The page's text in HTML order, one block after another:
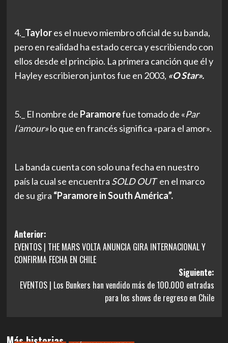
4._ Taylores el nuevo miembro oficial de su banda,
pero en realidad ha estado cerca y escribiendo con
ellos desde el principio. La primera canción que él y
Hayley escribieron juntos fue en 2003, «O Star».
5._ El nombre de Paramorefue tomado de «Par
l’amour»lo que en francés significa «para el amor».
La banda cuenta con solo una fecha en nuestro
país la cual se encuentra SOLD OUTen el marco
de su gira “Paramore in South América”.
Navegación
de
entradas
Anterior:
EVENTOS | THE MARS VOLTA ANUNCIA GIRA INTERNACIONAL Y
CONFIRMA FECHA EN CHILE
Siguiente:
EVENTOS | Los Bunkers han vendido más de 100.000 entradas
para los shows de regreso en Chile